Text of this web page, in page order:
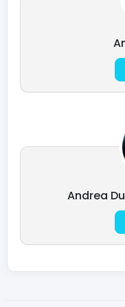
Andrea